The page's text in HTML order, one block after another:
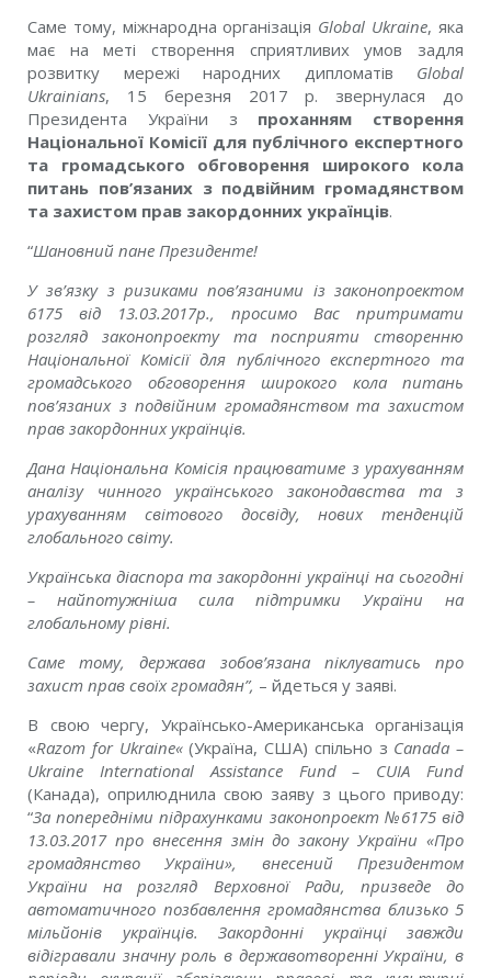
Саме тому, міжнародна організація Global Ukraine, яка
має на меті створення сприятливих умов задля
розвитку мережі народних дипломатів Global
Ukrainians, 15 березня 2017 р. звернулася до
Президента України з проханням
створення
Національної Комісії для публічного експертного
та громадського обговорення широкого кола
питань пов’язаних з подвійним громадянством
та захистом прав закордонних українців.
“Шановний пане Президенте!
У зв’язку з ризиками пов’язаними із законопроектом
6175 від 13.03.2017р., просимо Вас притримати
розгляд законопроекту та посприяти створенню
Національної Комісії для публічного експертного та
громадського обговорення широкого кола питань
пов’язаних з подвійним громадянством та захистом
прав закордонних українців.
Дана Національна Комісія працюватиме з урахуванням
аналізу чинного українського законодавства та з
урахуванням світового досвіду, нових тенденцій
глобального світу.
Українська діаспора та закордонні українці на сьогодні
– найпотужніша сила підтримки України на
глобальному рівні.
Саме тому, держава зобов’язана піклуватись про
захист прав своїх громадян”, – йдеться у заяві.
В свою чергу, Українсько-Американська організація
«Razom for Ukraine«(Україна, США) спільно з Canada –
Ukraine International Assistance Fund – CUIA Fund
(Канада), оприлюднила свою заяву з цього приводу:
“За попередніми підрахунками законопроект №6175 від
13.03.2017 про внесення змін до закону України «Про
громадянство України», внесений Президентом
України на розгляд Верховної Ради, призведе до
автоматичного позбавлення громадянства близько 5
мільйонів українців. Закордонні українці завжди
відігравали значну роль в державотворенні України, в